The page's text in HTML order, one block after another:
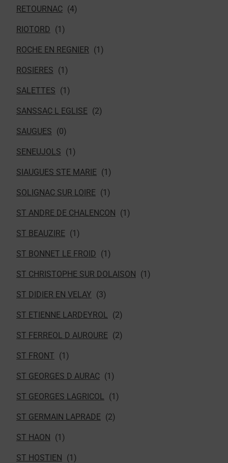
RETOURNAC
RIOTORD
ROCHE EN REGNIER
ROSIERES
SALETTES
SANSSAC L EGLISE
SAUGUES
SENEUJOLS
SIAUGUES STE MARIE
SOLIGNAC SUR LOIRE
ST ANDRE DE CHALENCON
ST BEAUZIRE
ST BONNET LE FROID
ST CHRISTOPHE SUR DOLAISON
ST DIDIER EN VELAY
ST ETIENNE LARDEYROL
ST FERREOL D AUROURE
ST FRONT
ST GEORGES D AURAC
ST GEORGES LAGRICOL
ST GERMAIN LAPRADE
ST HAON
ST HOSTIEN